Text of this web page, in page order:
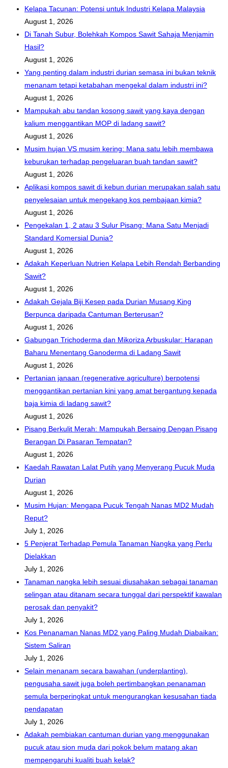
Kelapa Tacunan: Potensi untuk Industri Kelapa Malaysia
August 1, 2026
Di Tanah Subur, Bolehkah Kompos Sawit Sahaja Menjamin
Hasil?
August 1, 2026
Yang penting dalam industri durian semasa ini bukan teknik
menanam tetapi ketabahan mengekal dalam industri ini?
August 1, 2026
Mampukah abu tandan kosong sawit yang kaya dengan
kalium menggantikan MOP di ladang sawit?
August 1, 2026
Musim hujan VS musim kering: Mana satu lebih membawa
keburukan terhadap pengeluaran buah tandan sawit?
August 1, 2026
Aplikasi kompos sawit di kebun durian merupakan salah satu
penyelesaian untuk mengekang kos pembajaan kimia?
August 1, 2026
Pengekalan 1, 2 atau 3 Sulur Pisang: Mana Satu Menjadi
Standard Komersial Dunia?
August 1, 2026
Adakah Keperluan Nutrien Kelapa Lebih Rendah Berbanding
Sawit?
August 1, 2026
Adakah Gejala Biji Kesep pada Durian Musang King
Berpunca daripada Cantuman Berterusan?
August 1, 2026
Gabungan Trichoderma dan Mikoriza Arbuskular: Harapan
Baharu Menentang Ganoderma di Ladang Sawit
August 1, 2026
Pertanian janaan (regenerative agriculture) berpotensi
menggantikan pertanian kini yang amat bergantung kepada
baja kimia di ladang sawit?
August 1, 2026
Pisang Berkulit Merah: Mampukah Bersaing Dengan Pisang
Berangan Di Pasaran Tempatan?
August 1, 2026
Kaedah Rawatan Lalat Putih yang Menyerang Pucuk Muda
Durian
August 1, 2026
Musim Hujan: Mengapa Pucuk Tengah Nanas MD2 Mudah
Reput?
July 1, 2026
5 Penjerat Terhadap Pemula Tanaman Nangka yang Perlu
Dielakkan
July 1, 2026
Tanaman nangka lebih sesuai diusahakan sebagai tanaman
selingan atau ditanam secara tunggal dari perspektif kawalan
perosak dan penyakit?
July 1, 2026
Kos Penanaman Nanas MD2 yang Paling Mudah Diabaikan:
Sistem Saliran
July 1, 2026
Selain menanam secara bawahan (underplanting),
pengusaha sawit juga boleh pertimbangkan penanaman
semula berperingkat untuk mengurangkan kesusahan tiada
pendapatan
July 1, 2026
Adakah pembiakan cantuman durian yang menggunakan
pucuk atau sion muda dari pokok belum matang akan
mempengaruhi kualiti buah kelak?